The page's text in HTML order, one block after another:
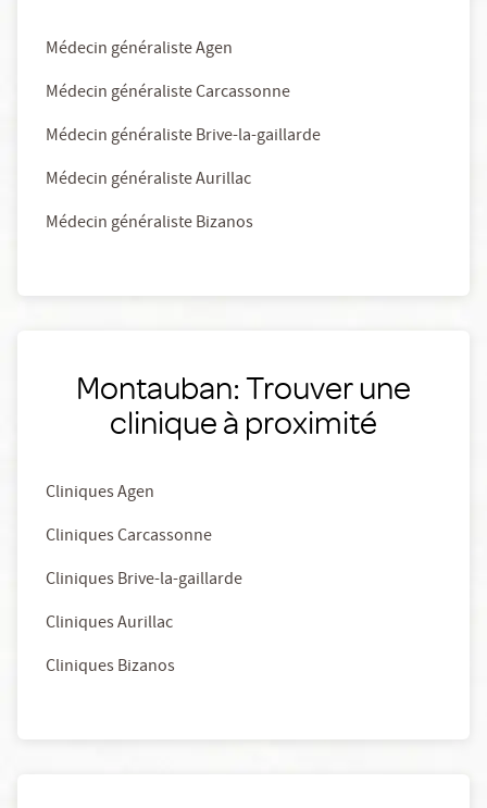
Médecin généraliste Agen
Médecin généraliste Carcassonne
Médecin généraliste Brive-la-gaillarde
Médecin généraliste Aurillac
Médecin généraliste Bizanos
Montauban: Trouver une
clinique à proximité
Cliniques Agen
Cliniques Carcassonne
Cliniques Brive-la-gaillarde
Cliniques Aurillac
Cliniques Bizanos